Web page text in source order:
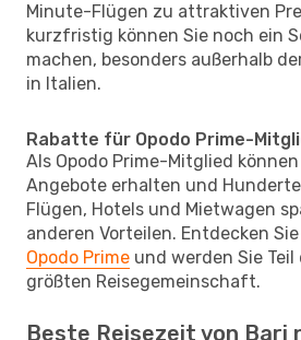
Minute-Flügen zu attraktiven
kurzfristig können Sie noch ein
machen, besonders außerhalb
in Italien.
Rabatte für Opodo Prime-
Als Opodo Prime-Mitglied
Angebote erhalten und
Flügen, Hotels und Mietwagen
anderen Vorteilen. Entdecken
Opodo Prime und werden Sie
größten Reisegemeinschaft.
Beste Reisezeit von Bari